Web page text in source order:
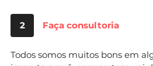
2 Faça consultoria
Todos somos muitos bons em